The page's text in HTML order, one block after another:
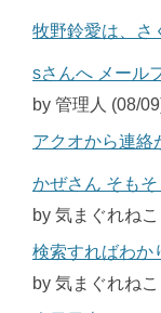
牧野鈴愛は、さ
sさんへ メール
by 管理人 (08/
アクオから連絡
かぜさん そも
by 気まぐれね
検索すればわか
by 気まぐれね